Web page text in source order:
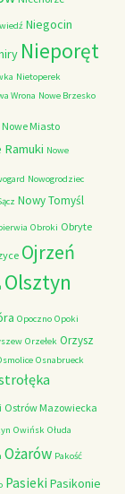
Niegocin
Nieporęt
Nietoperek
Wrona Nowe Brzesko
Nowe Miasto
Nowe
Nowogrodziec
Nowy Tomyśl
Obroki Obryte
Ojrzeń
Olsztyn
Opoczno Opoki
Orzełek Orzysz
Osnabrueck
Ostrów Mazowiecka
Owińsk Ołuda
Ożarów Pakość
Pasieki Pasikonie